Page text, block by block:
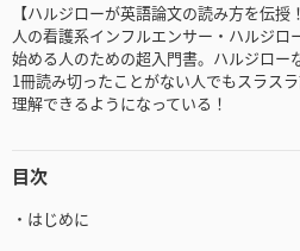
【ハルジローが英語論文の読み方を伝
人の看護系インフルエンサー・ハルジロ
始める人のための超入門書。ハルジロー
1冊読み切ったことがない人でもスラス
理解できるようになっている！
目次
・はじめに